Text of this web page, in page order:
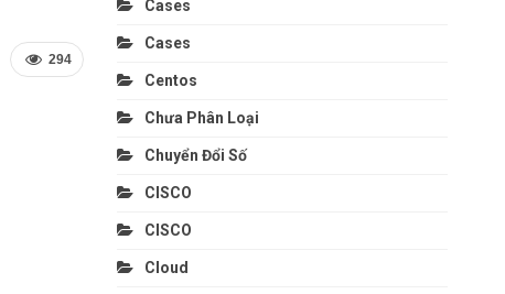
294
Cases
Cases
Centos
Chưa Phân Loại
Chuyển Đổi Số
CISCO
CISCO
Cloud